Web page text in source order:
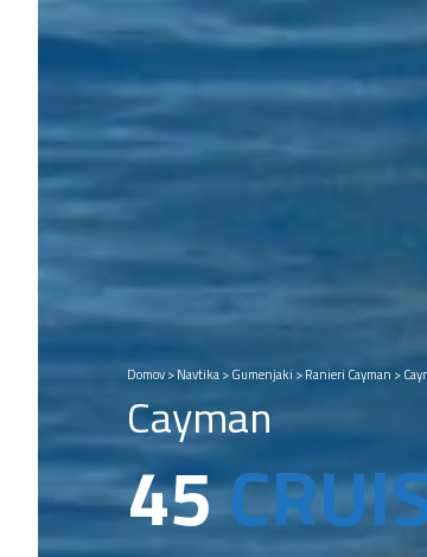
Domov>Navtika>Gumenjaki >Ranieri Cayman >
Cayman
45